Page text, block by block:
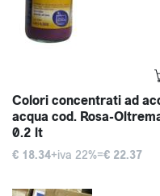
Colori concentrati ad
acqua cod. Rosa-
0.2 lt
€ 18.34+iva 22%=€ 22.37